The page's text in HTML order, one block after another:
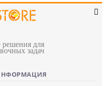
для
задач